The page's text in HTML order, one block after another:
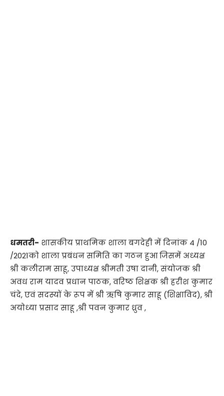
धमतरी- शासकीय प्राथमिक शाला बगदेही में दिनांक 4 /10
/2021को शाला प्रबंधन समिति का गठन हुआ जिसमें अध्यक्ष
श्री कलीराम साहू, उपाध्यक्ष श्रीमती उषा दानी, संयोजक श्री
अवध राम यादव प्रधान पाठक, वरिष्ठ शिक्षक श्री हरीश कुमार
चंदे, एवं सदस्यों के रूप में श्री ऋषि कुमार साहू (शिक्षाविद), श्री
अयोध्या प्रसाद साहू ,श्री पवन कुमार ध्रुव ,